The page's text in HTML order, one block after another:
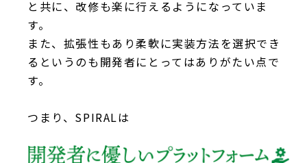
と共に、改修も楽に行えるようになっていま
す。
また、拡張性もあり柔軟に実装方法を選択でき
るというのも開発者にとってはありがたい点で
す。
つまり、SPIRALは